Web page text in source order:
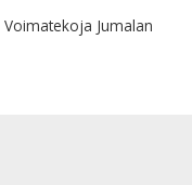
Voimatekoja Jumalan